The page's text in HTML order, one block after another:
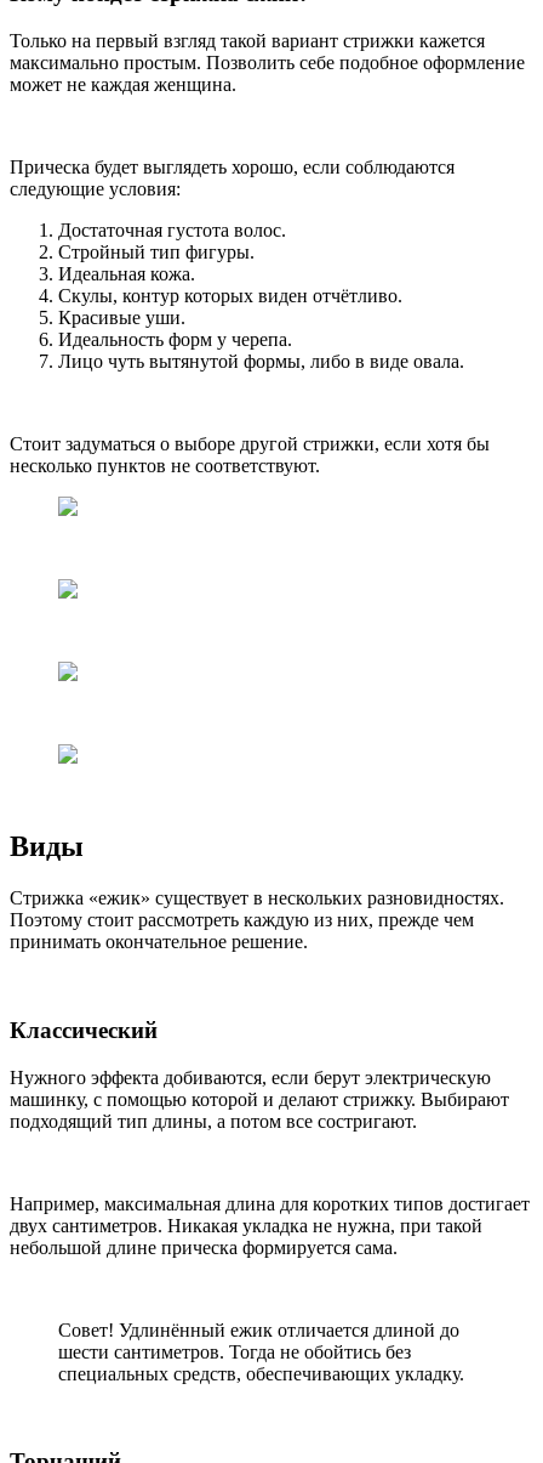
Только на первый взгляд такой вариант стрижки кажется
максимально простым. Позволить себе подобное оформление
может не каждая женщина.
Прическа будет выглядеть хорошо, если соблюдаются
следующие условия:
Достаточная густота волос.
Стройный тип фигуры.
Идеальная кожа.
Скулы, контур которых виден отчётливо.
Красивые уши.
Идеальность форм у черепа.
Лицо чуть вытянутой формы, либо в виде овала.
Стоит задуматься о выборе другой стрижки, если хотя бы
несколько пунктов не соответствуют.
Виды
Стрижка «ежик» существует в нескольких разновидностях.
Поэтому стоит рассмотреть каждую из них, прежде чем
принимать окончательное решение.
Классический
Нужного эффекта добиваются, если берут электрическую
машинку, с помощью которой и делают стрижку. Выбирают
подходящий тип длины, а потом все состригают.
Например, максимальная длина для коротких типов достигает
двух сантиметров. Никакая укладка не нужна, при такой
небольшой длине прическа формируется сама.
Совет! Удлинённый ежик отличается длиной до
шести сантиметров. Тогда не обойтись без
специальных средств, обеспечивающих укладку.